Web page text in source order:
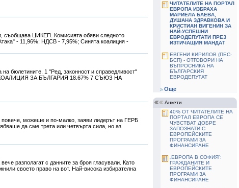
съобщава ЦИКЕП. Комисията обяви следното
- 11,96%; НДСВ - 7,95%; Синята коалиция -
бюлетините. 1 "Ред, законност и справедливост"
6 КОАЛИЦИЯ ЗА БЪЛГАРИЯ 18.67% 7 СЪЮЗ НА
можеше и по-малко, заяви лидерът на ГЕРБ
да сме трета или четвърта сила, но аз
разполагат с данните за броя гласували. Като
своето право на вот. Най-висока избирателна
ЧИТАТЕЛИТЕ НА ПОРТАЛ
ЕВРОПА ИЗБРАХА
МАРИЕЛА БАЕВА,
ДУШАНА ЗДРАВКОВА И
КРИСТИАН ВИГЕНИН ЗА
НАЙ-УСПЕШНИ
ЕВРОДЕПУТАТИ ПРЕЗ
ИЗТИЧАЩИЯ МАНДАТ
ЕВГЕНИ КИРИЛОВ (ПЕС-
БСП) - ОТГОВОРИ НА
ВЪПРОСНИКА НА
БЪЛГАРСКИЯ
ЕВРОДЕПУТАТ
Още
Анкети
40% ОТ ЧИТАТЕЛИТЕ НА
ПОРТАЛ ЕВРОПА СЕ
ЧУВСТВАТ ДОБРЕ
ЗАПОЗНАТИ С
ЕВРОПЕЙСКИТЕ
ПРОГРАМИ ЗА
ФИНАНСИРАНЕ
„ЕВРОПА В СОФИЯ”:
ГРАЖДАНИТЕ И
ЕВРОПЕЙСКИТЕ
ПРОГРАМИ ЗА
ФИНАНСИРАНЕ